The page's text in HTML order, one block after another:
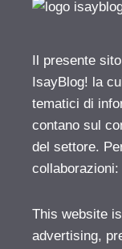
Il presente
IsayBlog! la
tematici di
contano sul
del settore.
collaborazioni:
This website
advertising,